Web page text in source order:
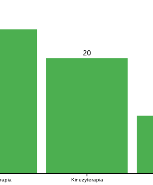
Kinezyterapia
20